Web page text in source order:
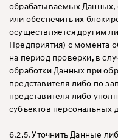
обрабатываемых Данных,
или обеспечить их
осуществляется другим
Предприятия) с момента
на период проверки, в
обработки Данных при
представителя либо по
представителя либо
субъектов персональных
6.2.5. Уточнить Данные